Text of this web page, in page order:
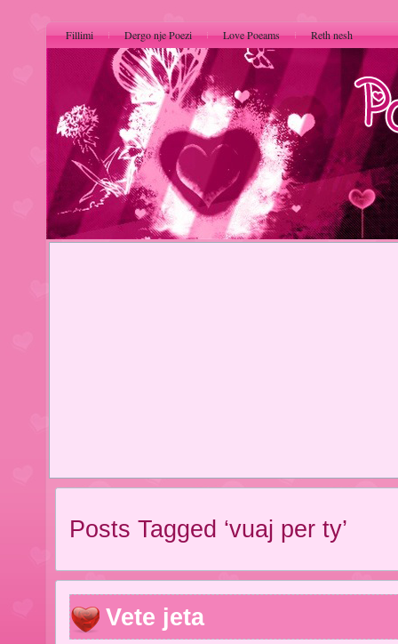
Fillimi Dergo nje Poezi Love Poeams Reth nesh
Posts Tagged ‘vuaj per ty’
Vete jeta